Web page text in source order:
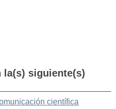
la(s) siguiente(s)
científica